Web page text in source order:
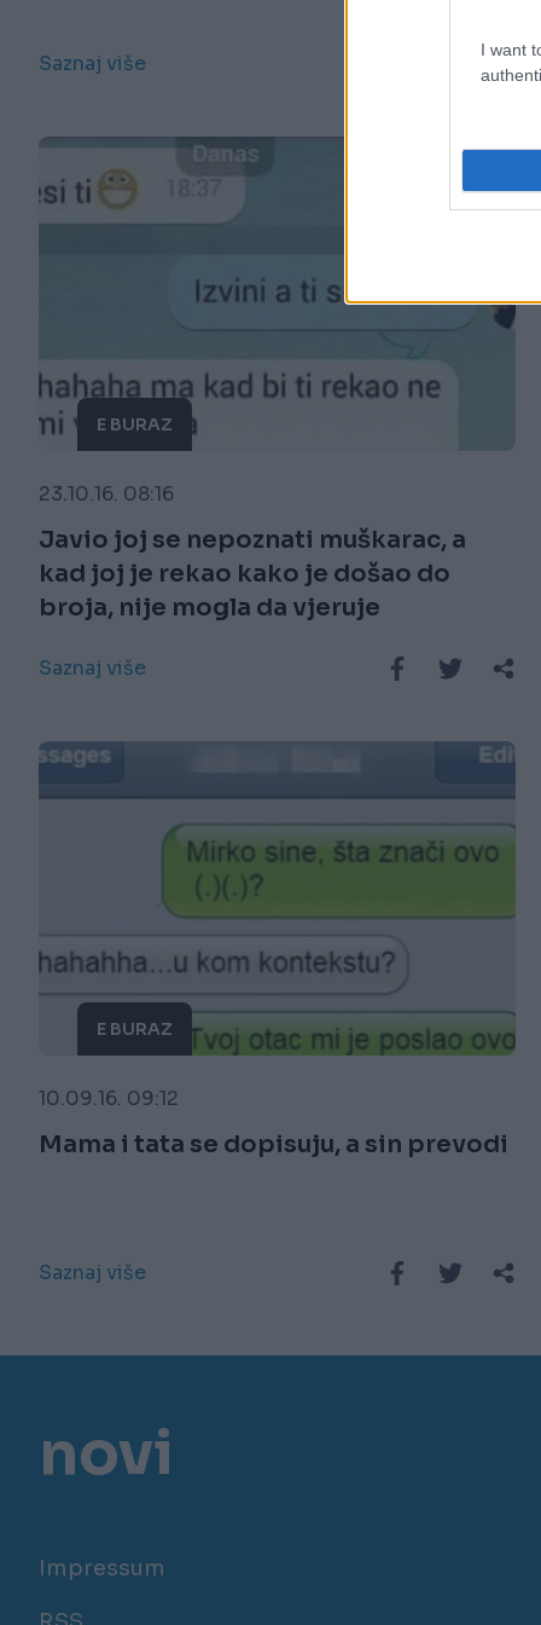
I want
Saznaj više
E BURAZ
23.10.16. 08:16
Javio joj se nepoznati muškarac, a
kad joj je rekao kako je došao do
broja, nije mogla da vjeruje
Saznaj više
E BURAZ
10.09.16. 09:12
Mama i tata se dopisuju, a sin prevodi
Saznaj više
novi
Impressum